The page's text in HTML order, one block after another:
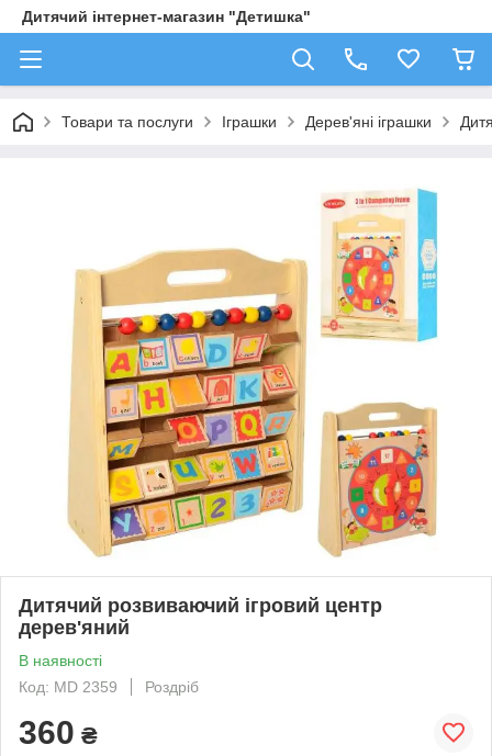
Дитячий інтернет-магазин "Детишка"
Товари та послуги Іграшки Дерев'яні іграшки
Дитячий розвиваючий ігровий центр
дерев'яний
В наявності
Код: MD 2359
Роздріб
360 ₴